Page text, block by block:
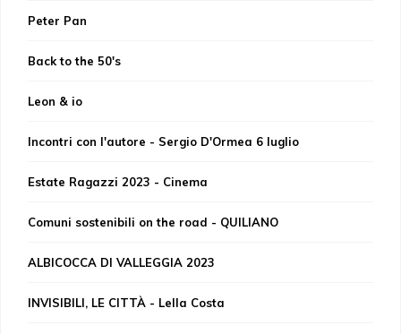
Peter Pan
Back to the 50's
Leon & io
Incontri con l'autore - Sergio D'Ormea 6 luglio
Estate Ragazzi 2023 - Cinema
Comuni sostenibili on the road - QUILIANO
ALBICOCCA DI VALLEGGIA 2023
INVISIBILI, LE CITTÀ - Lella Costa